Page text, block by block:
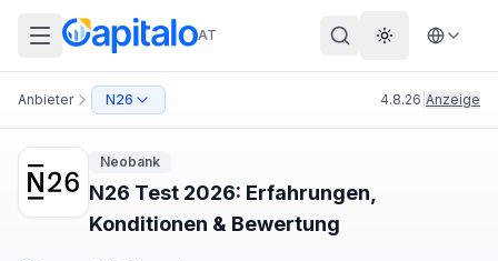
AT Theme
Anbieter N26 4.8.26 Anzeige
Neobank
N26 Test 2026: Erfahrungen,
Konditionen & Bewertung